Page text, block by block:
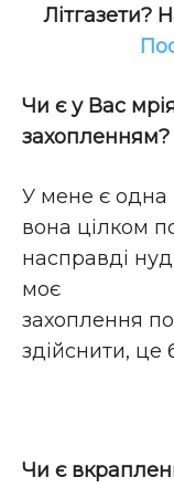
Літгазети?
Чи є у Вас
захопленням?
У мене є одна
вона цілком
насправді
моє
захоплення
здійснити, це
Чи є